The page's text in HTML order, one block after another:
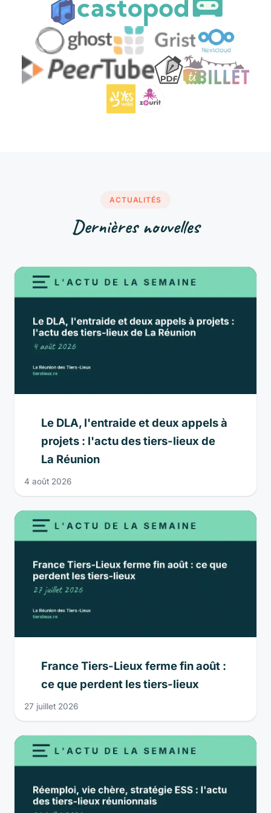
ACTUALITÉS
Dernières nouvelles
Le DLA, l'entraide et deux appels à
projets : l'actu des tiers-lieux de
La Réunion
4 août 2026
France Tiers-Lieux ferme fin août :
ce que perdent les tiers-lieux
27 juillet 2026